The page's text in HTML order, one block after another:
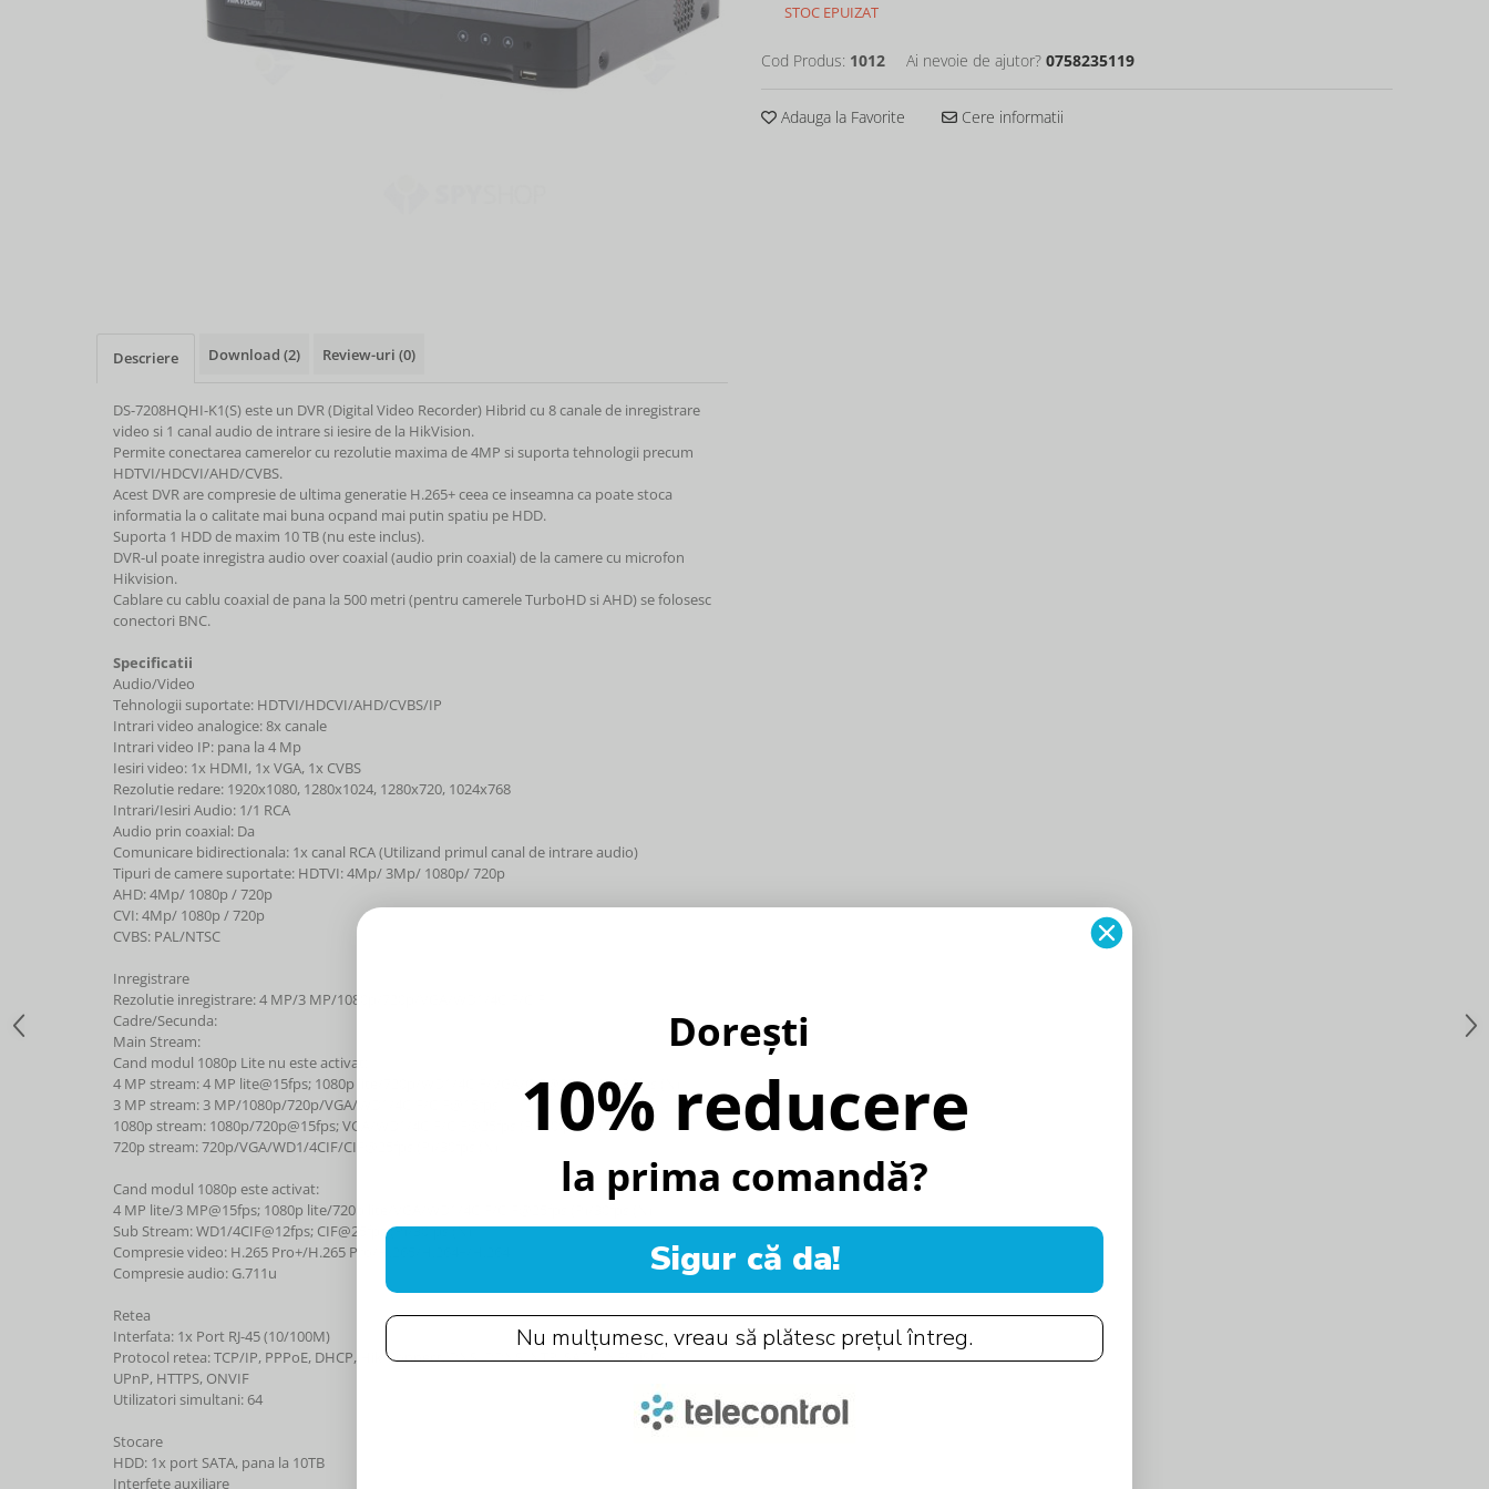
STOC EPUIZAT
Cod Produs: 1012 Ai nevoie de ajutor? 0758235119
Adauga la Favorite Cere informatii
Descriere Download (2) Review-uri (0)
DS-7208HQHI-K1(S) este un DVR (Digital Video Recorder) Hibrid cu 8 canale de inregistrare
video si 1 canal audio de intrare si iesire de la HikVision.
Permite conectarea camerelor cu rezolutie maxima de 4MP si suporta tehnologii precum
HDTVI/HDCVI/AHD/CVBS.
Acest DVR are compresie de ultima generatie H.265+ ceea ce inseamna ca poate stoca
informatia la o calitate mai buna ocpand mai putin spatiu pe HDD.
Suporta 1 HDD de maxim 10 TB (nu este inclus).
DVR-ul poate inregistra audio over coaxial (audio prin coaxial) de la camere cu microfon
Hikvision.
Cablare cu cablu coaxial de pana la 500 metri (pentru camerele TurboHD si AHD) se folosesc
conectori BNC.
Specificatii
Audio/Video
Tehnologii suportate: HDTVI/HDCVI/AHD/CVBS/IP
Intrari video analogice: 8x canale
Intrari video IP: pana la 4 Mp
Iesiri video: 1x HDMI, 1x VGA, 1x CVBS
Rezolutie redare: 1920x1080, 1280x1024, 1280x720, 1024x768
Intrari/Iesiri Audio: 1/1 RCA
Audio prin coaxial: Da
Comunicare bidirectionala: 1x canal RCA (Utilizand primul canal de intrare audio)
Tipuri de camere suportate: HDTVI: 4Mp/ 3Mp/ 1080p/ 720p
AHD: 4Mp/ 1080p / 720p
CVI: 4Mp/ 1080p / 720p
CVBS: PAL/NTSC
Inregistrare
Rezolutie inregistrare: 4 MP/3 MP/1080p/720p/VGA/WD1/4CIF/CIF
Cadre/Secunda:
Main Stream:
Cand modul 1080p Lite nu este activat:
4 MP stream: 4 MP lite@15fps; 1080p lite/720p/WD1/4CIF/VGA/CIF@25fps (P)/30fps (N)
3 MP stream: 3 MP/1080p/720p/VGA/WD1/4CIF/CIF@15fps
1080p stream: 1080p/720p@15fps; VGA/WD1/4CIF/CIF@25fps (P)/30fps (N)
720p stream: 720p/VGA/WD1/4CIF/CIF@25fps (P)/30fps (N)
Cand modul 1080p este activat:
4 MP lite/3 MP@15fps; 1080p lite/720p lite/VGA/WD1/4CIF/CIF@25fps (P)/30fps (N)
Sub Stream: WD1/4CIF@12fps; CIF@25fps (P)/30fps (N)
Compresie video: H.265 Pro+/H.265 Pro/H.265/H.264+/H.264
Compresie audio: G.711u
Retea
Interfata: 1x Port RJ-45 (10/100M)
Protocol retea: TCP/IP, PPPoE, DHCP, Hik-Connect, DNS, DDNS, NTP, SADP, NFS, iSCSI,
UPnP, HTTPS, ONVIF
Utilizatori simultani: 64
Stocare
HDD: 1x port SATA, pana la 10TB
Interfete auxiliare
Dorești
10% reducere
la prima comandă?
Sigur că da!
Nu mulțumesc, vreau să plătesc prețul întreg.